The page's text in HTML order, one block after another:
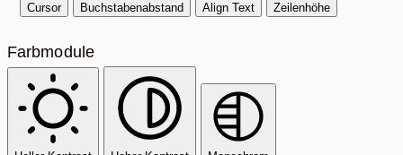
Cursor Buchstabenabstand Align Text Zeilenhöhe
Farbmodule